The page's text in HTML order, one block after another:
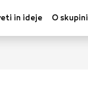
in ideje O skupini